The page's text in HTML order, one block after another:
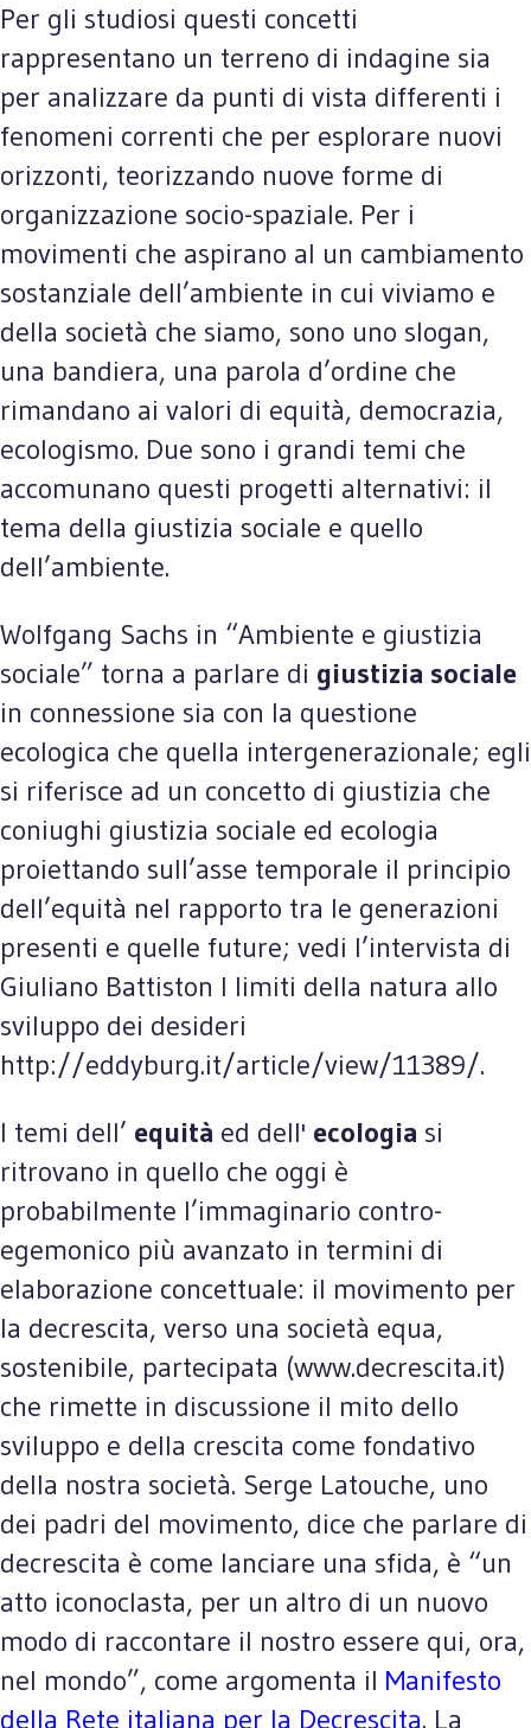
Per gli studiosi questi concetti
rappresentano un terreno di indagine sia
per analizzare da punti di vista differenti i
fenomeni correnti che per esplorare nuovi
orizzonti, teorizzando nuove forme di
organizzazione socio-spaziale. Per i
movimenti che aspirano al un cambiamento
sostanziale dell’ambiente in cui viviamo e
della società che siamo, sono uno slogan,
una bandiera, una parola d’ordine che
rimandano ai valori di equità, democrazia,
ecologismo. Due sono i grandi temi che
accomunano questi progetti alternativi: il
tema della giustizia sociale e quello
dell’ambiente.
Wolfgang Sachs in “Ambiente e giustizia
sociale” torna a parlare di giustizia sociale
in connessione sia con la questione
ecologica che quella intergenerazionale; egli
si riferisce ad un concetto di giustizia che
coniughi giustizia sociale ed ecologia
proiettando sull’asse temporale il principio
dell’equità nel rapporto tra le generazioni
presenti e quelle future; vedi l’intervista di
Giuliano Battiston I limiti della natura allo
sviluppo dei desideri
http://eddyburg.it/article/view/11389/.
I temi dell’ equità ed dell' ecologia si
ritrovano in quello che oggi è
probabilmente l’immaginario contro-
egemonico più avanzato in termini di
elaborazione concettuale: il movimento per
la decrescita, verso una società equa,
sostenibile, partecipata (www.decrescita.it)
che rimette in discussione il mito dello
sviluppo e della crescita come fondativo
della nostra società. Serge Latouche, uno
dei padri del movimento, dice che parlare di
decrescita è come lanciare una sfida, è “un
atto iconoclasta, per un altro di un nuovo
modo di raccontare il nostro essere qui, ora,
nel mondo”, come argomenta il Manifesto
della Rete italiana per la Decrescita. La